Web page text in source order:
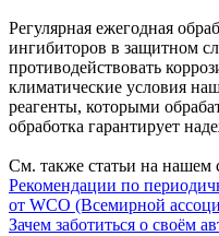
Регулярная ежегодная
ингибиторов в защитном
противодействовать
климатические условия
реагенты, которыми
обработка гарантирует
См. также статьи на нашем
Рекомендации по
от WCO (Всемирной
Зачем заботиться о своём